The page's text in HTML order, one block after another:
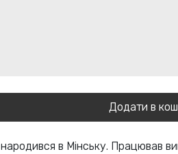
Додати в
в Мінську. Працював